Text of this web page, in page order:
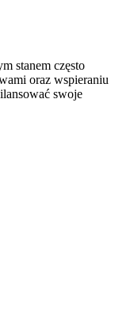
stanem często
oraz wspieraniu
swoje